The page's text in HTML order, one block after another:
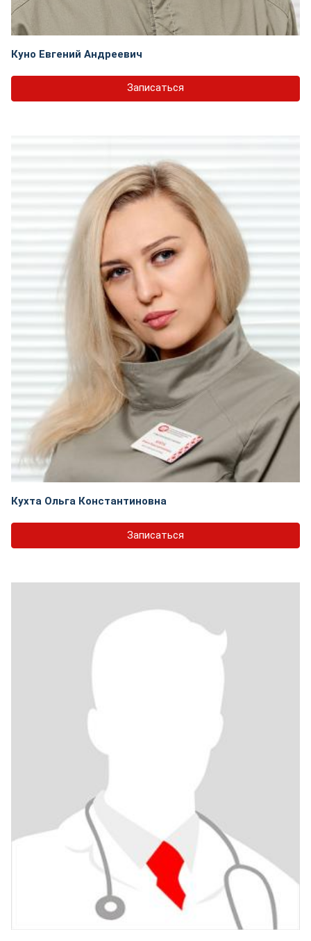
Куно Евгений Андреевич
Записаться
Кухта Ольга Константиновна
Записаться